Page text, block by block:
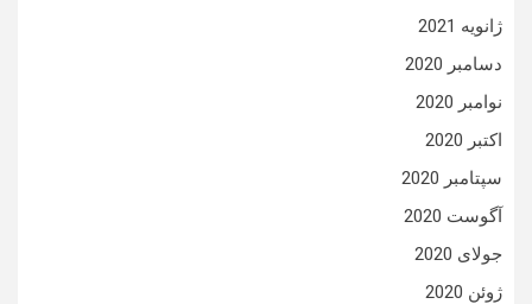
ژانویه 2021
دسامبر 2020
نوامبر 2020
اکتبر 2020
سپتامبر 2020
آگوست 2020
جولای 2020
ژوئن 2020